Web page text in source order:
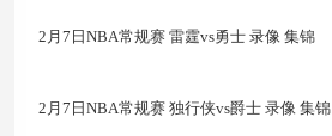
2月7日NBA常规赛 雷霆vs勇士 录像 集锦
2月7日NBA常规赛 独行侠vs爵士 录像 集锦